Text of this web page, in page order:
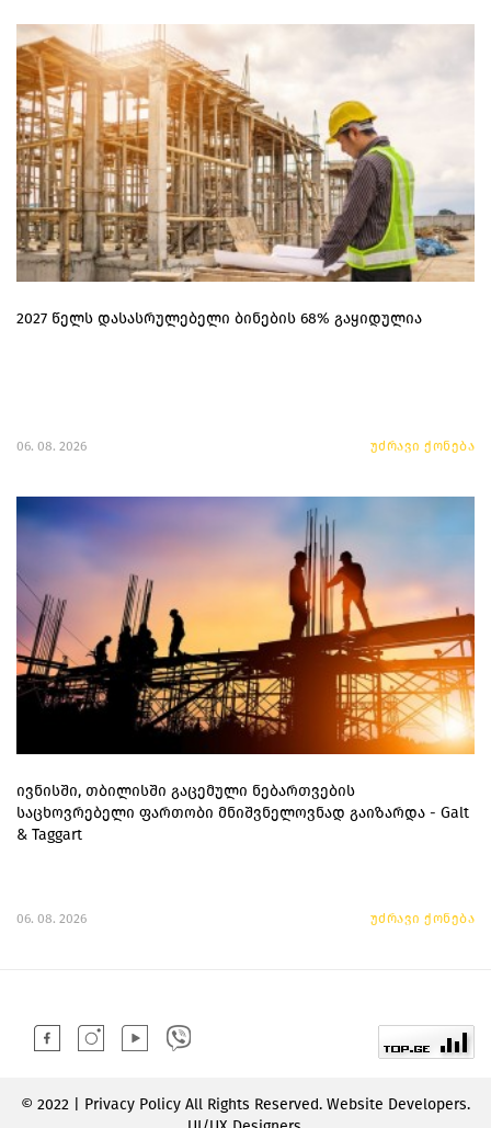
2027 წელს დასასრულებელი ბინების 68% გაყიდულია
06. 08. 2026 უძრავი ქონება
ივნისში, თბილისში გაცემული ნებართვების
საცხოვრებელი ფართობი მნიშვნელოვნად გაიზარდა - Galt
& Taggart
06. 08. 2026 უძრავი ქონება
© 2022 | Privacy Policy All Rights Reserved. Website Developers.